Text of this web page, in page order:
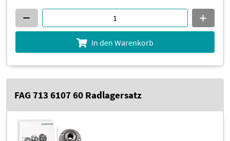
In den Warenkorb
FAG 713 6107 60 Radlagersatz